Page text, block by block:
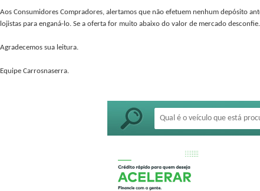
Aos Consumidores Compradores, alertamos que não efetuem nenhum depósito
lojistas para enganá-lo. Se a oferta for muito abaixo do valor de mercado desconfie.
Agradecemos sua leitura.
Equipe Carrosnaserra.